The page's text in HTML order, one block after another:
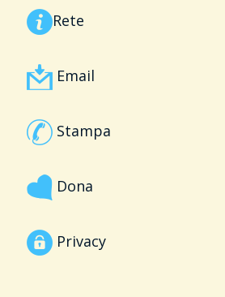
Rete
Email
Stampa
Dona
Privacy